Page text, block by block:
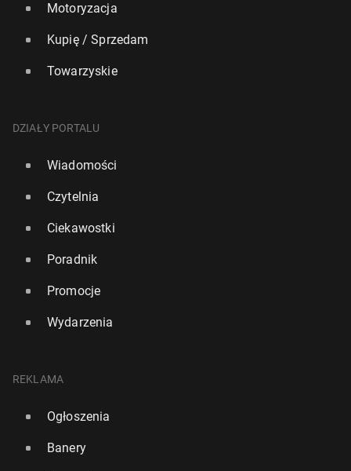
Motoryzacja
Kupię / Sprzedam
Towarzyskie
DZIAŁY PORTALU
Wiadomości
Czytelnia
Ciekawostki
Poradnik
Promocje
Wydarzenia
REKLAMA
Ogłoszenia
Banery